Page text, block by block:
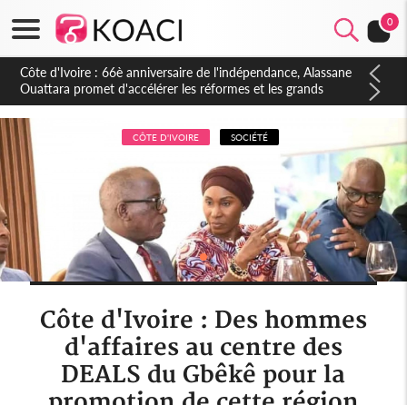
0
Côte d'Ivoire : À Abidjan, Amadou Oury Bah admire le modèle
ivoirien et veut s'en inspirer pour accélérer le développement
de la Guinée
CÔTE D'IVOIRE SOCIÉTÉ
Côte d'Ivoire : Des hommes
d'affaires au centre des
DEALS du Gbêkê pour la